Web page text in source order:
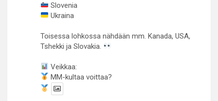
Slovenia
Ukraina
Toisessa lohkossa nähdään mm. Kanada, USA,
Tshekki ja Slovakia.
Veikkaa:
MM-kultaa voittaa?